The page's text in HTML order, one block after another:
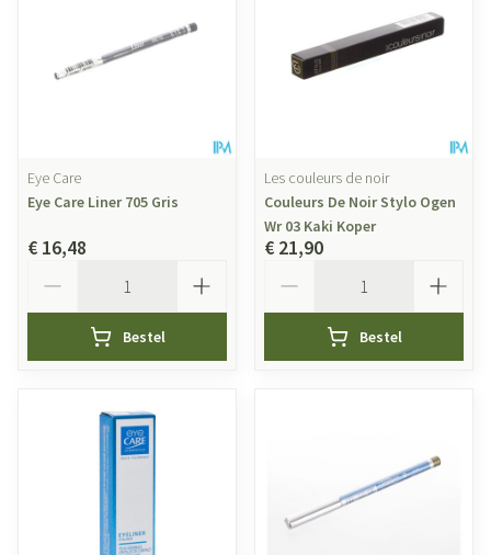
Eye Care
Eye Care Liner 705 Gris
€ 16,48
Bestel
Les couleurs de noir
Couleurs De Noir Stylo Ogen
Wr 03 Kaki Koper
€ 21,90
Bestel